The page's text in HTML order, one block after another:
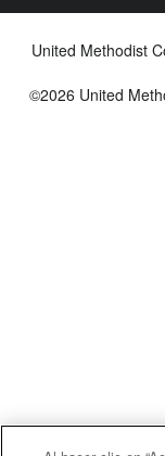
United Methodist
©2026 United